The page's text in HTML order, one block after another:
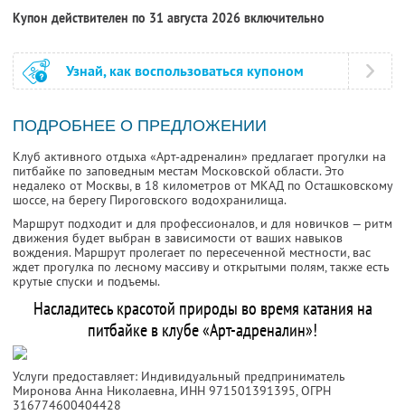
Купон действителен по 31 августа 2026 включительно
Узнай, как воспользоваться купоном
ПОДРОБНЕЕ О ПРЕДЛОЖЕНИИ
Клуб активного отдыха «Арт-адреналин» предлагает прогулки на
питбайке по заповедным местам Московской области. Это
недалеко от Москвы, в 18 километров от МКАД по Осташковскому
шоссе, на берегу Пироговского водохранилища.
Маршрут подходит и для профессионалов, и для новичков — ритм
движения будет выбран в зависимости от ваших навыков
вождения. Маршрут пролегает по пересеченной местности, вас
ждет прогулка по лесному массиву и открытыми полям, также есть
крутые спуски и подъемы.
Насладитесь красотой природы во время катания на
питбайке в клубе «Арт-адреналин»!
Услуги предоставляет: Индивидуальный предприниматель
Миронова Анна Николаевна, ИНН 971501391395, ОГРН
316774600404428